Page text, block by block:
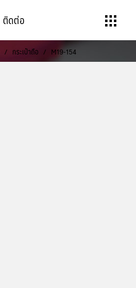
ติดต่อ
/ กระเป๋าถือ / M19-154